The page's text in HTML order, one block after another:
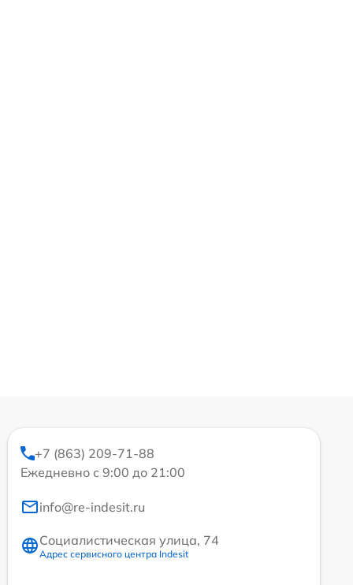
+7 (863) 209-71-88
Ежедневно с 9:00 до 21:00
info@re-indesit.ru
Социалистическая улица, 74
Адрес сервисного центра Indesit